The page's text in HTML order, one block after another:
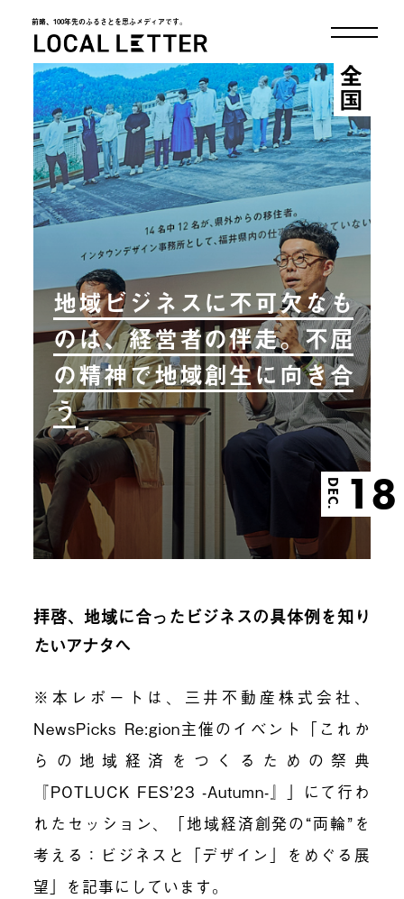
前略、100年先のふるさとを思ふメディアです。
LOCAL LETTER
地域ビジネスに不可欠なも
のは、経営者の伴走。不屈
の精神で地域創生に向き合
う
DEC. 18
全国
拝啓、地域に合ったビジネスの具体例を知り
たいアナタへ
※本レポートは、三井不動産株式会社、
NewsPicks Re:gion主催のイベント「 これか
らの地域経済をつくるための祭典
『POTLUCK FES’23 -Autumn-』」にて行わ
れたセッション、
「地域経済創発の“両輪”を
考える：ビジネスと「デザイン」をめぐる展
望」を記事にしています。